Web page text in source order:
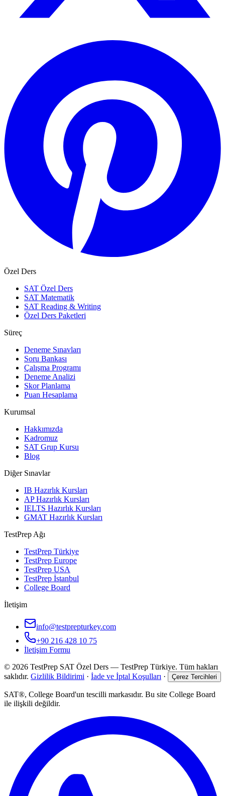
Özel Ders
SAT Özel Ders
SAT Matematik
SAT Reading & Writing
Özel Ders Paketleri
Süreç
Deneme Sınavları
Soru Bankası
Çalışma Programı
Deneme Analizi
Skor Planlama
Puan Hesaplama
Kurumsal
Hakkımızda
Kadromuz
SAT Grup Kursu
Blog
Diğer Sınavlar
IB Hazırlık Kursları
AP Hazırlık Kursları
IELTS Hazırlık Kursları
GMAT Hazırlık Kursları
TestPrep Ağı
TestPrep Türkiye
TestPrep Europe
TestPrep USA
TestPrep İstanbul
College Board
İletişim
info@testprepturkey.com
+90 216 428 10 75
İletişim Formu
© 2026 TestPrep SAT Özel Ders — TestPrep Türkiye. Tüm hakları
saklıdır. Gizlilik Bildirimi · İade ve İptal Koşulları · Çerez Tercihleri
SAT®, College Board'un tescilli markasıdır. Bu site College Board
ile ilişkili değildir.